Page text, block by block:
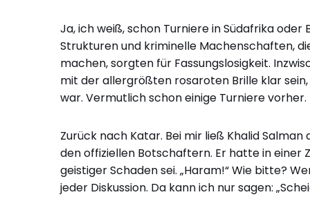
Ja, ich weiß, schon Turniere in Südafrika
Strukturen und kriminelle Machenschaften,
machen, sorgten für Fassungslosigkeit.
mit der allergrößten rosaroten Brille klar
war. Vermutlich schon einige Turniere
Zurück nach Katar. Bei mir ließ Khalid
den offiziellen Botschaftern. Er hatte in einer
geistiger Schaden sei. „Haram!“ Wie bitte?
jeder Diskussion. Da kann ich nur sagen: